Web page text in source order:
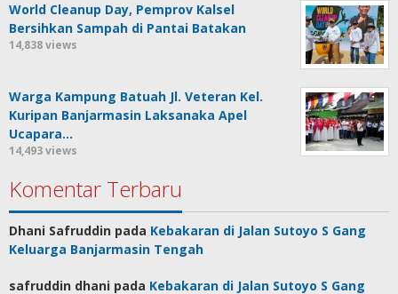
World Cleanup Day, Pemprov Kalsel
Bersihkan Sampah di Pantai Batakan
14,838 views
Warga Kampung Batuah Jl. Veteran Kel.
Kuripan Banjarmasin Laksanaka Apel
Ucapara…
14,493 views
Komentar Terbaru
Dhani Safruddin pada Kebakaran di Jalan Sutoyo S Gang
Keluarga Banjarmasin Tengah
safruddin dhani pada Kebakaran di Jalan Sutoyo S Gang